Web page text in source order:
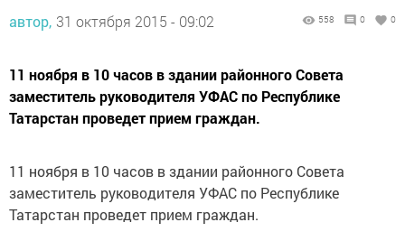
автор, 31 октября 2015 - 09:02 558 0 0
11 ноября в 10 часов в здании районного Совета
заместитель руководителя УФАС по Республике
Татарстан проведет прием граждан.
11 ноября в 10 часов в здании районного Совета
заместитель руководителя УФАС по Республике
Татарстан проведет прием граждан.